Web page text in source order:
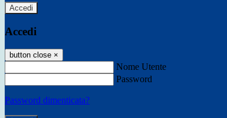
Accedi
Accedi
button close ×
Nome Utente
Password
Password dimenticata?